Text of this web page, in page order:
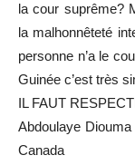
la cour suprême?
la malhonnêteté
personne n’a le
Guinée c’est très
IL FAUT
Abdoulaye
Canada